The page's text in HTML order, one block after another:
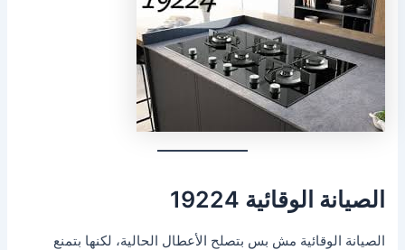
الصيانة الوقائية 19224
الصيانة الوقائية مش بس بتصلح الأعطال الحالية، لكنها بتمنع